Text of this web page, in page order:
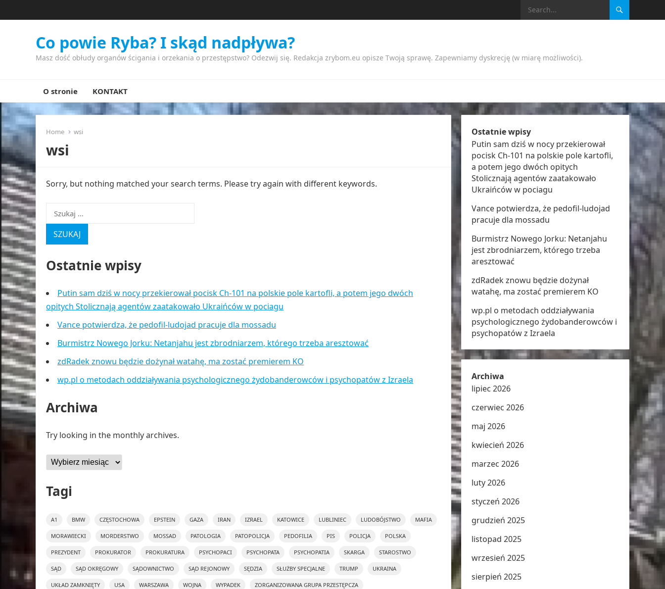
Co powie Ryba? I skąd nadpływa?
Masz dość obłudy organów ścigania i orzekania o przestępstwo? Odezwij się. Redakcja zrybom.eu opisze Twoją sprawę. Zapewniamy dyskrecję (w miarę możliwości).
O stronie KONTAKT
Home wsi
wsi
Sorry, but nothing matched your search terms. Please try again with different keywords.
Szukaj:
Ostatnie wpisy
Putin sam dziś w nocy przekierował pocisk Ch-101 na polskie pole kartofli, a potem jego dwóch
opitych Stolicznają agentów zaatakowało Ukraińców w pociagu
Vance potwierdza, że pedofil-ludojad pracuje dla mossadu
Burmistrz Nowego Jorku: Netanjahu jest zbrodniarzem, którego trzeba aresztować
zdRadek znowu będzie dożynał watahę, ma zostać premierem KO
wp.pl o metodach oddziaływania psychologicznego żydobanderowców i psychopatów z Izraela
Archiwa
Try looking in the monthly archives.
Archiwa
Tagi
A1 BMW CZĘSTOCHOWA EPSTEIN GAZA IRAN IZRAEL KATOWICE LUBLINIEC LUDOBÓJSTWO MAFIA
MORAWIECKI MORDERSTWO MOSSAD PATOLOGIA PATOPOLICJA PEDOFILIA PIS POLICJA POLSKA
PREZYDENT PROKURATOR PROKURATURA PSYCHOPACI PSYCHOPATA PSYCHOPATIA SKARGA STAROSTWO
SĄD SĄD OKRĘGOWY SĄDOWNICTWO SĄD REJONOWY SĘDZIA SŁUŻBY SPECJALNE TRUMP UKRAINA
UKŁAD ZAMKNIĘTY USA WARSZAWA WOJNA WYPADEK ZORGANIZOWANA GRUPA PRZESTĘPCZA
Ostatnie wpisy
Putin sam dziś w nocy przekierował
pocisk Ch-101 na polskie pole kartofli,
a potem jego dwóch opitych
Stolicznają agentów zaatakowało
Ukraińców w pociagu
Vance potwierdza, że pedofil-ludojad
pracuje dla mossadu
Burmistrz Nowego Jorku: Netanjahu
jest zbrodniarzem, którego trzeba
aresztować
zdRadek znowu będzie dożynał
watahę, ma zostać premierem KO
wp.pl o metodach oddziaływania
psychologicznego żydobanderowców i
psychopatów z Izraela
Archiwa
lipiec 2026
czerwiec 2026
maj 2026
kwiecień 2026
marzec 2026
luty 2026
styczeń 2026
grudzień 2025
listopad 2025
wrzesień 2025
sierpień 2025